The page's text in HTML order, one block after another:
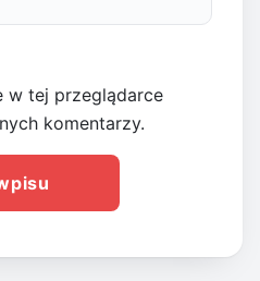
w tej przeglądarce
komentarzy.